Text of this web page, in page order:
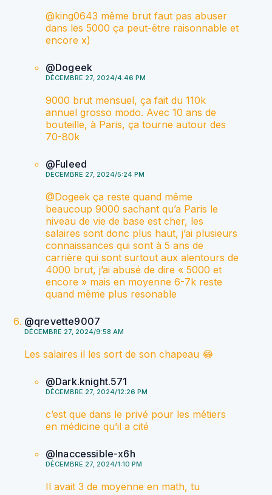
​@king0643 même brut faut pas abuser
dans les 5000 ça peut-être raisonnable et
encore x)
@Dogeek
DÉCEMBRE 27, 2024/4:46 PM
9000 brut mensuel, ça fait du 110k
annuel grosso modo. Avec 10 ans de
bouteille, à Paris, ça tourne autour des
70-80k
@Fuleed
DÉCEMBRE 27, 2024/5:24 PM
@Dogeek ça reste quand même
beaucoup 9000 sachant qu’a Paris le
niveau de vie de base est cher, les
salaires sont donc plus haut, j’ai plusieurs
connaissances qui sont à 5 ans de
carrière qui sont surtout aux alentours de
4000 brut, j’ai abusé de dire « 5000 et
encore » mais en moyenne 6-7k reste
quand même plus resonable
@qrevette9007
DÉCEMBRE 27, 2024/9:58 AM
Les salaires il les sort de son chapeau 😂
@Dark.knight.571
DÉCEMBRE 27, 2024/12:26 PM
c’est que dans le privé pour les métiers
en médicine qu’il a cité
@Inaccessible-x6h
DÉCEMBRE 27, 2024/1:10 PM
Il avait 3 de moyenne en math, tu